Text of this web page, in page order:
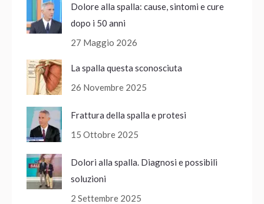
Dolore alla spalla: cause, sintomi e cure
dopo i 50 anni
27 Maggio 2026
La spalla questa sconosciuta
26 Novembre 2025
Frattura della spalla e protesi
15 Ottobre 2025
Dolori alla spalla. Diagnosi e possibili
soluzioni
2 Settembre 2025